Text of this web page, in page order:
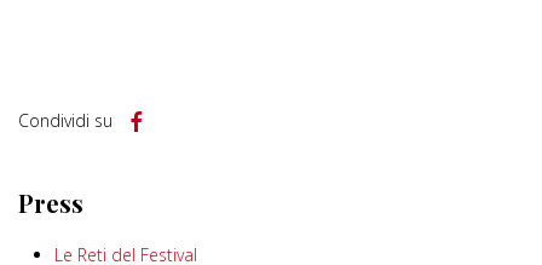
Condividi su
Press
Le Reti del Festival